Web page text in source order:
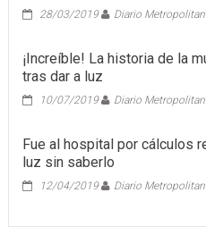
28/03/2019 Diario
¡Increíble! La historia de la
tras dar a luz
10/07/2019 Diario
Fue al hospital por cálculos
luz sin saberlo
12/04/2019 Diario